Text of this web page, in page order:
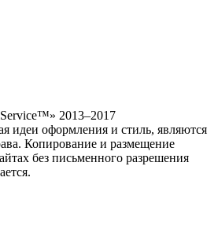
2013–2017
идеи оформления и стиль, являются
Копирование и размещение
без письменного разрешения